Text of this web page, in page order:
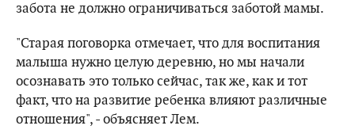
забота не должно ограничиваться заботой мамы.
"Старая поговорка отмечает, что для воспитания
малыша нужно целую деревню, но мы начали
осознавать это только сейчас, так же, как и тот
факт, что на развитие ребенка влияют различные
отношения", - объясняет Лем.